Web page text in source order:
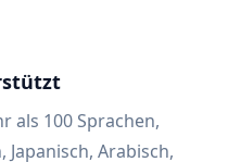
als 100 Sprachen,
Arabisch,